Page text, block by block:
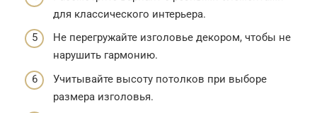
для классического интерьера.
Не перегружайте изголовье декором, чтобы не
нарушить гармонию.
Учитывайте высоту потолков при выборе
размера изголовья.